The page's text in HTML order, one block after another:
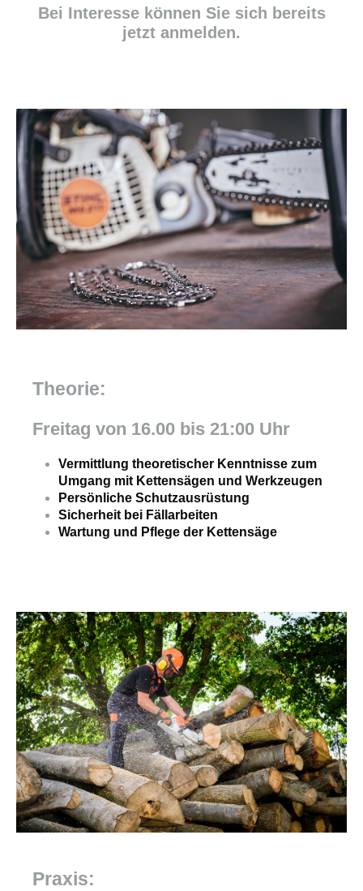
Bei Interesse können Sie sich bereits
jetzt anmelden.
Theorie:
Freitag von 16.00 bis 21:00 Uhr
Vermittlung theoretischer Kenntnisse zum
Umgang mit Kettensägen und Werkzeugen
Persönliche Schutzausrüstung
Sicherheit bei Fällarbeiten
Wartung und Pflege der Kettensäge
Praxis: